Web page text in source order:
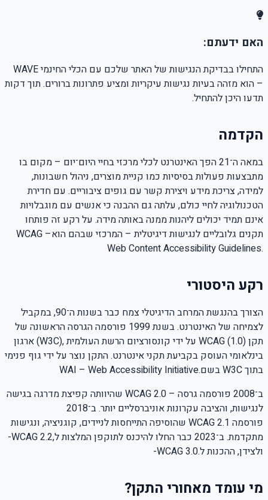
האם ידעתם:
התחילו בבדיקת הנגישות של האתר שלכם עם הכלי החינמי WAVE
– הוא מזהה בעיות נגישות עיקריות ומציע פתרונות ברורים. תוך דקות
תדעו היכן להתחיל.
הקדמה
במאה ה־21 הפך האינטרנט לכלי מרכזי בחיי היום־יום – מקום בו
מתבצעות פעולות בסיסיות כמו קניית מוצרים, ניהול חשבונות,
למידה, צריכת מידע ויצירת קשר עם גופים ציבוריים. עם חדירת
הטכנולוגיה לחיי כולם, עלתה גם ההבנה כי אנשים עם מוגבלויות
אינם תמיד יכולים ליהנות ממנה באותה מידה. על רקע זה פותחו
תקנים גלובליים לנגישות דיגיטלית – המרכזי שבהם הואWCAG –
Web Content Accessibility Guidelines.
רקע היסטורי
הצורך בהנגשת המרחב הדיגיטלי צמח כבר בשנות ה־90, במקביל
לצמיחה של האינטרנט. בשנת 1999 פורסמה הגרסה הראשונה של
תקןWCAG (1.0) על ידי קונסורציום הרשת העולמית(W3C),ארגון
בינלאומי העוסק בקביעת תקני אינטרנט. התקן נוצר על ידי גוף פנימי
בתוךW3CבשםWAI – Web Accessibility Initiative.
ב־2008 פורסמה גרסה
WCAG 2.0 – שהיוותה קפיצת מדרגה בגישה
לנגישות, והציבה עקרונות אוניברסליים יותר. ב־2018
פורסמה WCAG 2.1 שהוסיפה התייחסות לניידים, קוגניציה, ונגישות
מתקדמת. ב־2023 כבר החלו להיכנס לתוקפן המלצות ל
-WCAG 2.2,
ולצידן, ההכנות ל-WCAG 3.0.
מי עומד מאחורי התקן?